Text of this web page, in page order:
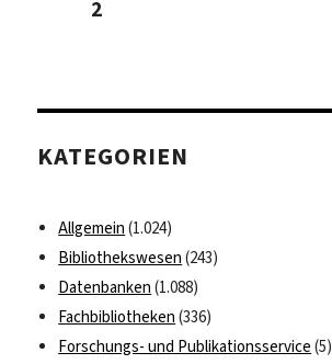
2
KATEGORIEN
Allgemein (1.024)
Bibliothekswesen (243)
Datenbanken (1.088)
Fachbibliotheken (336)
Forschungs- und Publikationsservice (5)